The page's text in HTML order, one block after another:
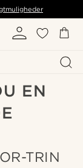
EN
TRIN